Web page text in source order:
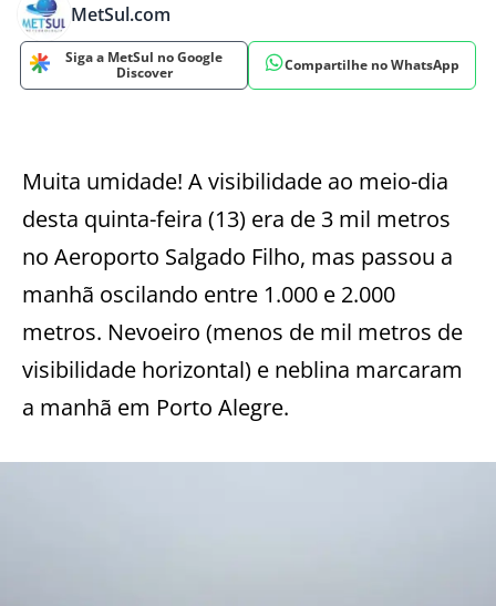
MetSul.com
Siga a MetSul no Google
Discover
Compartilhe no WhatsApp
Muita umidade! A visibilidade ao meio-dia
desta quinta-feira (13) era de 3 mil metros
no Aeroporto Salgado Filho, mas passou a
manhã oscilando entre 1.000 e 2.000
metros. Nevoeiro (menos de mil metros de
visibilidade horizontal) e neblina marcaram
a manhã em Porto Alegre.